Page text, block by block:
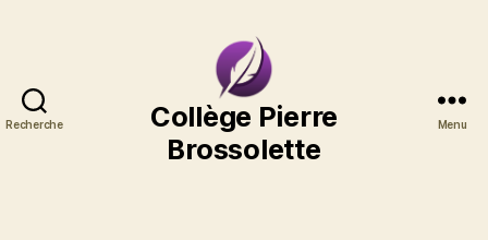
Recherche
Collège
Pierre
Brossolette
Collège Pierre
Brossolette
Menu